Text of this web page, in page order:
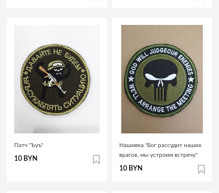
Патч "Ъуъ"
10 BYN
Нашивка "Бог рассудит наших
врагов, мы устроим встречу"
10 BYN